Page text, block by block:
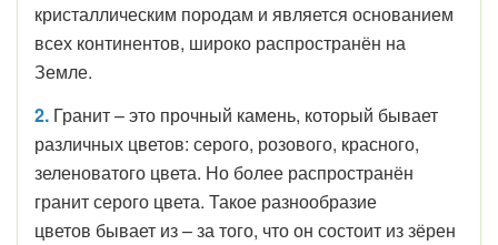
кристаллическим породам и является основанием
всех континентов, широко распространён на
Земле.
2. Гранит – это прочный камень, который бывает
различных цветов: серого, розового, красного,
зеленоватого цвета. Но более распространён
гранит серого цвета. Такое разнообразие
цветов бывает из – за того, что он состоит из зёрен